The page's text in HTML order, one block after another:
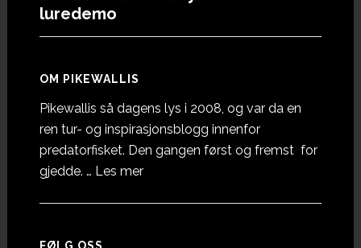
luredemo
OM PIKEWALLIS
Pikewallis så dagens lys i 2008, og var da en
ren tur- og inspirasjonsblogg innenfor
predatorfisket. Den gangen først og fremst for
gjedde. … Les meromOm
FØLG OSS